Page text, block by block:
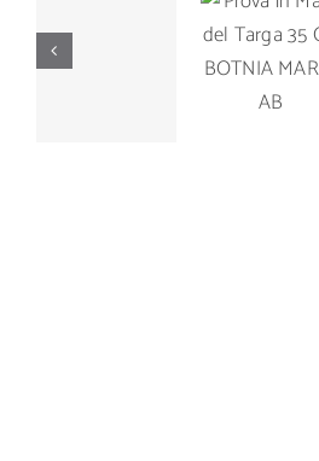
Prova di
navigazione
Prova in
Mare del
Targa 35
OY
BOTNIA